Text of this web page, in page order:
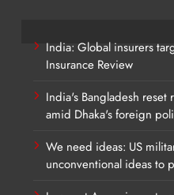
India: Global insurers
Insurance Review
India's Bangladesh
amid Dhaka's foreign
We need ideas: US
unconventional ideas to